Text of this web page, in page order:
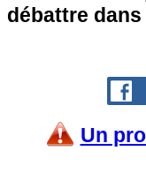
débattre
Un